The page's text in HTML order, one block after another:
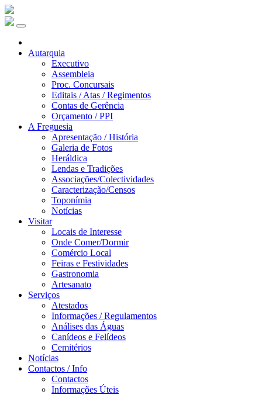
Autarquia
Executivo
Assembleia
Proc. Concursais
Editais / Atas / Regimentos
Contas de Gerência
Orçamento / PPI
A Freguesia
Apresentação / História
Galeria de Fotos
Heráldica
Lendas e Tradições
Associações/Colectividades
Caracterização/Censos
Toponímia
Notícias
Visitar
Locais de Interesse
Onde Comer/Dormir
Comércio Local
Feiras e Festividades
Gastronomia
Artesanato
Serviços
Atestados
Informações / Regulamentos
Análises das Águas
Canídeos e Felídeos
Cemitérios
Notícias
Contactos / Info
Contactos
Informações Úteis